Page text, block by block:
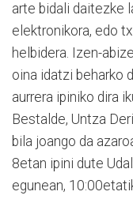
arte bidali daitezke
elektronikora, edo
helbidera. Izen-
oina idatzi beharko
aurrera ipiniko dira
Bestalde, Untza
bila joango da
8etan ipini dute
egunean,